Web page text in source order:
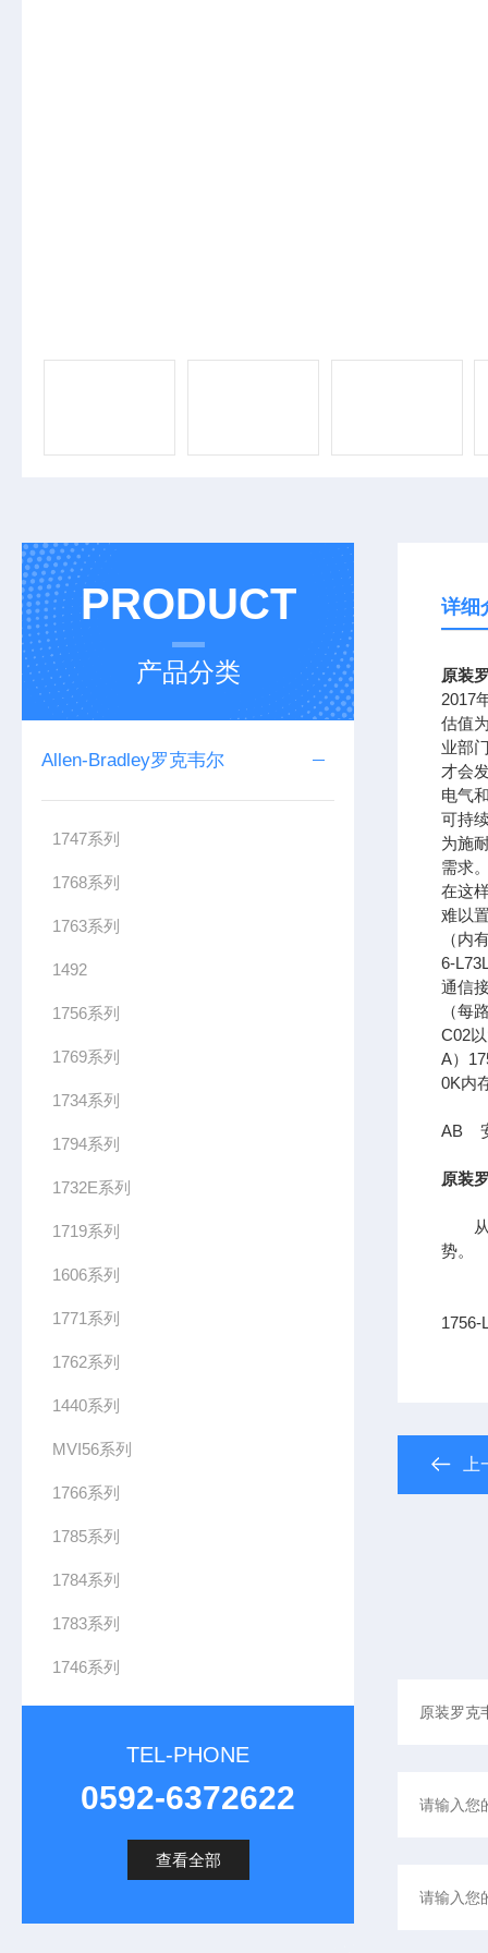
PRODUCT
产品分类
Allen-Bradley罗克韦尔
1747系列
1768系列
1763系列
1492
1756系列
1769系列
1734系列
1794系列
1732E系列
1719系列
1606系列
1771系列
1762系列
1440系列
MVI56系列
1766系列
1785系列
1784系列
1783系列
1746系列
TEL-PHONE
0592-6372622
查看全部
详细
原装
2017
估值
业部
才会
电气
可持
为施
需求
在这
难以
（内
6-
通信
（每
C02
A）
0K内
AB
原装
从长
势。
1756-